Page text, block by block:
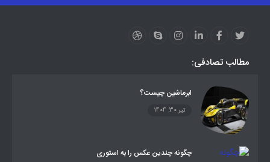
مطالب تصادفی:
ابرماشین چیست؟
تیر 30, 1404
چگونه چندین عکس را به استوری